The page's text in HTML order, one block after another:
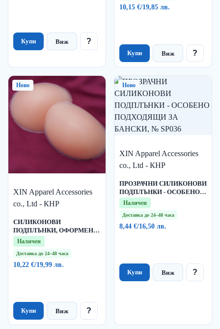
Купи Виж ?
10,15 €/19,85 лв.
Купи Виж ?
Ново
XIN Apparel Accessories
co., Ltd - КНР
СИЛИКОНОВИ
ПОДПЛЪНКИ, ОФОРМЕНИ
КАТО ЧАШКА НА СУТИЕН,
БЕЗ ЗЪРНА - № SP015
Наличен
Доставка до 24–48 часа
10,22 €/19,99 лв.
Купи Виж ?
Ново
XIN Apparel Accessories
co., Ltd - КНР
ПРОЗРАЧНИ СИЛИКОНОВИ
ПОДПЛЪНКИ - ОСОБЕНО
ПОДХОДЯЩИ ЗА БАНСКИ,
№ SP036
Наличен
Доставка до 24–48 часа
8,44 €/16,50 лв.
Купи Виж ?